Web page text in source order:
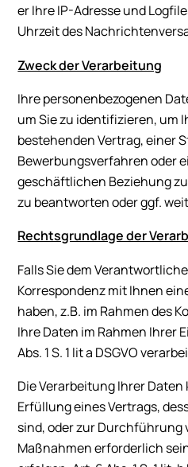
er Ihre IP-Adresse und
Uhrzeit des
Zweck der Verarbeitung
Ihre personenbezogenen
um Sie zu identifizieren, um
bestehenden Vertrag, einer
Bewerbungsverfahren oder
geschäftlichen Beziehung
zu beantworten oder ggf.
Rechtsgrundlage der
Falls Sie dem
Korrespondenz mit Ihnen
haben, z.B. im Rahmen des
Ihre Daten im Rahmen Ihrer
Abs. 1 S. 1 lit a DSGVO
Die Verarbeitung Ihrer
Erfüllung eines Vertrags,
sind, oder zur
Maßnahmen erforderlich